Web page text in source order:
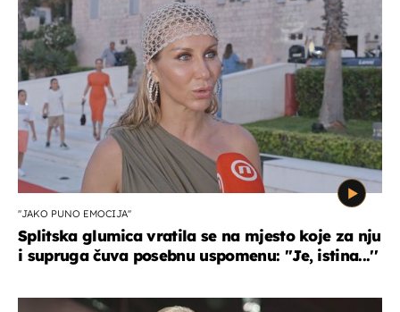
''JAKO PUNO EMOCIJA''
Splitska glumica vratila se na mjesto koje za nju
i supruga čuva posebnu uspomenu: ''Je, istina...''